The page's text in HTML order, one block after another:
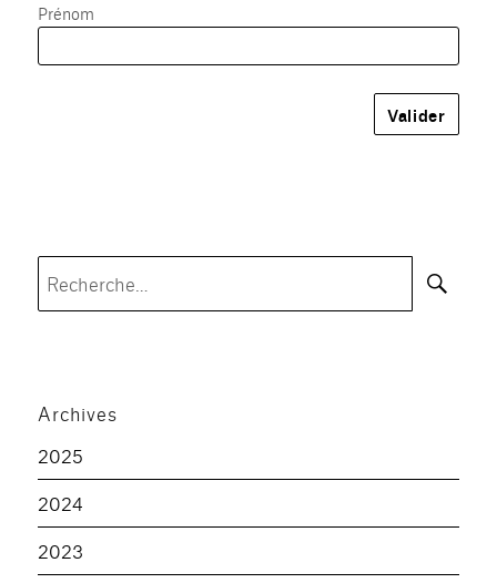
Prénom
Archives
2025
2024
2023